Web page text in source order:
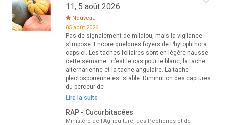
11, 5 août 2026
Nouveau
05 août 2026
Pas de signalement de mildiou, mais la vigilance
s’impose. Encore quelques foyers de Phytophthora
capsici. Les taches foliaires sont en légère hausse
cette semaine : c’est le cas pour le blanc, la tache
alternarienne et la tache angulaire. La tache
plectosporienne est stable. Diminution des captures
du perceur de
Lire la suite
RAP - Cucurbitacées
Ministère de l'Agriculture, des Pêcheries et de